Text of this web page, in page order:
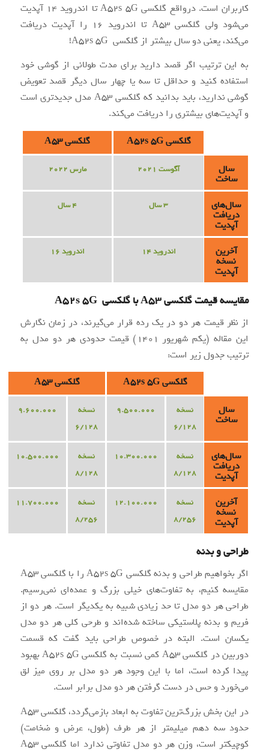
کاربران است. درواقع گلکسی A52s 5G تا اندروید 14 آپدیت
می‌شود ولی گلکسی A53 تا اندروید 16 را آپدیت دریافت
می‌کند، یعنی دو سال بیشتر از گلکسی A52s 5G!
به این ترتیب اگر قصد دارید برای مدت طولانی از گوشی خود
استفاده کنید و حداقل تا سه یا چهار سال دیگر قصد تعویض
گوشی ندارید، باید بدانید که گلکسی A53 مدل جدیدتری است
و آپدیت‌های بیشتری را دریافت می‌کند.
گلکسی A52s 5G
گلکسی A53
سال
ساخت
آگوست 2021 مارس 2022
سال‌های
دریافت
آپدیت
3 سال 4 سال
آخرین
نسخه
آپدیت
اندروید 14 اندروید 16
مقایسه قیمت گلکسی A53 با گلکسی A52s 5G
از نظر قیمت هر دو در یک رده قرار می‌گیرند، در زمان نگارش
این مقاله (یکم شهریور 1401) قیمت حدودی هر دو مدل به
ترتیب جدول زیر است:
گلکسی A52s 5G
گلکسی A53
سال
ساخت
نسخه
6/128
9.500.000
نسخه
6/128
9.600.000
سال‌های
دریافت
آپدیت
نسخه
8/128
10.300.000
نسخه
8/128
10.500.000
آخرین
نسخه
آپدیت
نسخه
8/256
12.100.000
نسخه
8/256
11.700.000
طراحی و بدنه
اگر بخواهیم طراحی و بدنه گلکسی A52s 5G را با گلکسی A53
مقایسه کنیم، به تفاوت‌های خیلی بزرگ و عمده‌ای نمی‌رسیم.
طراحی هر دو مدل تا حد زیادی شبیه به یکدیگر است. هر دو از
فریم و بدنه پلاستیکی ساخته ‌شده‌اند و طرحی کلی هر دو مدل
یکسان است. البته در خصوص طراحی باید گفت که قسمت
دوربین در گلکسی A53 کمی نسبت به گلکسی A52s 5G بهبود
پیدا کرده است، اما با این وجود هر دو مدل بر روی میز لق
می‌خورد و حس در دست گرفتن هر دو مدل برابر است.
در این بخش بزرگ‌ترین تفاوت به ابعاد بازمی‌گردد، گلکسی A53
حدود سه دهم میلیمتر از هر طرف (طول، عرض و ضخامت)
کوچیکتر است، وزن هر دو مدل تفاوتی ندارد اما گلکسی A53